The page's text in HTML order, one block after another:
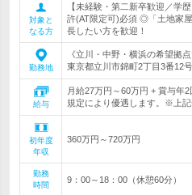
対象と
なる方
【未経験・第二新卒歓迎／学
許(AT限定可)必須 ◎「土地家
長したい方を歓迎！
勤務地
《立川・中野・横浜の希望拠
東京都立川市錦町2丁目3番12
給与
月給27万円～60万円 + 賞与年
規定により優遇します。※上
初年度
年収
360万円～720万円
勤務
時間
9：00～18：00（休憩60分）